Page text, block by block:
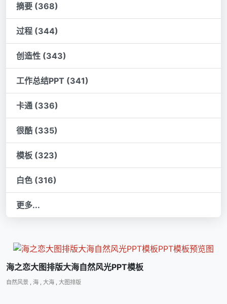
摘要 (368)
过程 (344)
创造性 (343)
工作总结PPT (341)
卡通 (336)
很酷 (335)
模板 (323)
白色 (316)
更多...
海之恋大图排版大海自然风光PPT模板
自然风景 , 海 , 大海 , 大图排版